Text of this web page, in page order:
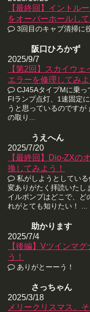
【最終回】イントル
をオーバーホールして
3回目のキャブ清掃に
阪口ひろかず
2025/9/7
【第2回】スカイウ
エラーを修理してみよ
CJ45AタイプMに乗
FIランプ点灯、1速固定
うと思っているのです
の取り...
うえへん
2025/7/20
【最終回】Dio-ZXの
換してみよう！
私がしようとしてい
変ありがたく拝読いたし
イルポンプはどこで、ど
れがとても知りたい！ ...
助かります
2025/7/4
【後編】Vツインマ
う！
ありがとーーう！
さっちゃん
2025/3/18
メリークリスマス。